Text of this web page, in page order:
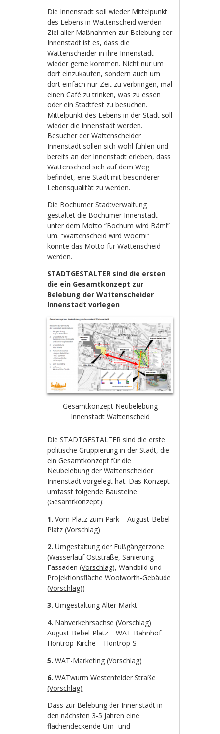
Die Innenstadt soll wieder Mittelpunkt
des Lebens in Wattenscheid werden
Ziel aller Maßnahmen zur Belebung der
Innenstadt ist es, dass die
Wattenscheider in ihre Innenstadt
wieder gerne kommen. Nicht nur um
dort einzukaufen, sondern auch um
dort einfach nur Zeit zu verbringen, mal
einen Café zu trinken, was zu essen
oder ein Stadtfest zu besuchen.
Mittelpunkt des Lebens in der Stadt soll
wieder die Innenstadt werden.
Besucher der Wattenscheider
Innenstadt sollen sich wohl fühlen und
bereits an der Innenstadt erleben, dass
Wattenscheid sich auf dem Weg
befindet, eine Stadt mit besonderer
Lebensqualität zu werden.
Die Bochumer Stadtverwaltung
gestaltet die Bochumer Innenstadt
unter dem Motto “Bochum wird Bäm!”
um. “Wattenscheid wird Woom!”
könnte das Motto für Wattenscheid
werden.
STADTGESTALTER sind die ersten
die ein Gesamtkonzept zur
Belebung der Wattenscheider
Innenstadt vorlegen
Gesamtkonzept Neubelebung
Innenstadt Wattenscheid
Die STADTGESTALTER sind die erste
politische Gruppierung in der Stadt, die
ein Gesamtkonzept für die
Neubelebung der Wattenscheider
Innenstadt vorgelegt hat. Das Konzept
umfasst folgende Bausteine
(Gesamtkonzept):
1.Vom Platz zum Park – August-Bebel-
Platz (Vorschlag)
2.Umgestaltung der Fußgängerzone
(Wasserlauf Oststraße, Sanierung
Fassaden (Vorschlag), Wandbild und
Projektionsfläche Woolworth-Gebäude
(Vorschlag))
3.Umgestaltung Alter Markt
4. Nahverkehrsachse (Vorschlag)
August-Bebel-Platz – WAT-Bahnhof –
Höntrop-Kirche – Höntrop-S
5.WAT-Marketing(Vorschlag)
6.WATwurm Westenfelder Straße
(Vorschlag)
Dass zur Belebung der Innenstadt in
den nächsten 3-5 Jahren eine
flächendeckende Um- und